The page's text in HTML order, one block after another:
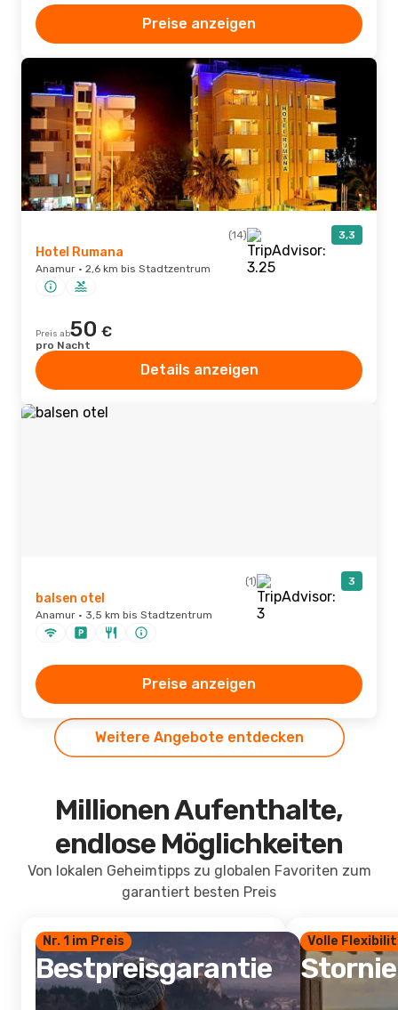
Preise anzeigen
(14) 3,3
Hotel Rumana
Anamur · 2,6 km bis Stadtzentrum
Preis ab50 €
pro Nacht
Details anzeigen
(1) 3
balsen otel
Anamur · 3,5 km bis Stadtzentrum
Preise anzeigen
Weitere Angebote entdecken
Millionen Aufenthalte,
endlose Möglichkeiten
Von lokalen Geheimtipps zu globalen Favoriten zum
garantiert besten Preis
Nr. 1 im Preis
Bestpreisgarantie
Volle